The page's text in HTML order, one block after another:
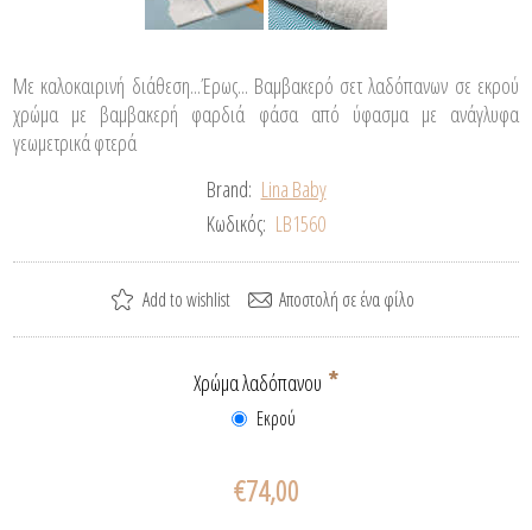
Με καλοκαιρινή διάθεση...Έρως... Βαμβακερό σετ λαδόπανων σε εκρού
χρώμα με βαμβακερή φαρδιά φάσα από ύφασμα με ανάγλυφα
γεωμετρικά φτερά
Brand: Lina Baby
Κωδικός: LB1560
Χρώμα λαδόπανου *
Εκρού
€74,00